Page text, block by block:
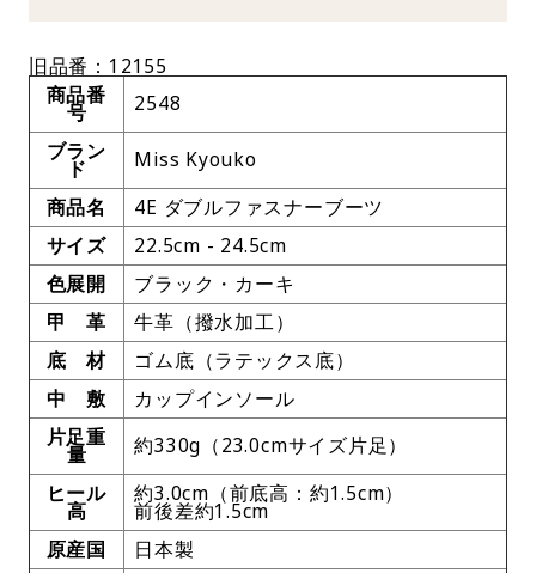
旧品番：12155
商品番
号
2548
ブラン
ド
Miss Kyouko
商品名
4E ダブルファスナーブーツ
サイズ
22.5cm - 24.5cm
色展開
ブラック・カーキ
甲 革
牛革（撥水加工）
底 材
ゴム底（ラテックス底）
中 敷
カップインソール
片足重
量
約330g（23.0cmサイズ片足）
ヒール
高
約3.0cm（前底高：約1.5cm）
前後差約1.5cm
原産国
日本製